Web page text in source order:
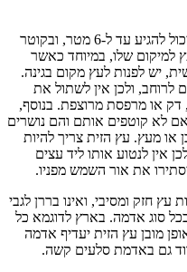
1. גודל העץ ומיקומו – גובהו על עץ זית יכול להגיע עד ל-6 מטר, ובקוטר
למיקום שלו, במיוחד כאשר
יש לפנות לעץ מקום בגינה.
לרוחב, ולכן אין לשתול את
או מרפסת מרוצפת. בנוסף,
לא קוטפים אותם והם נושרים
מעץ. עץ הזית צריך להיות
אין לנטוע אותו ליד עצים
את אור השמש מפניו.
חזק ומסיבי, ואינו בררן לגבי
סוג אדמה. בארץ לדוגמא כל
מובן עץ הזית יעדיף אדמה
גם באדמת סלעים קשה.